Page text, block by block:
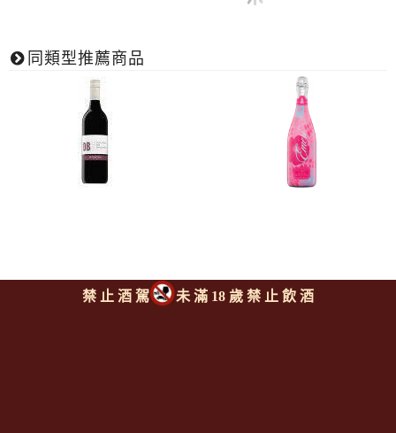
同類型推薦商品
禁 止 酒 駕 未 滿 18 歲 禁 止 飲 酒